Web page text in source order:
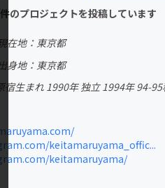
ーン 注目の新着プロジェ
音楽
ゲーム・サービス開発
チャレンジ
のプロジェクトを投稿しています
在地：東京都
身地：東京都
宿生まれ 1990年 独立 1994年 94-
keitamaruyama_offic...
keitamaruyama/